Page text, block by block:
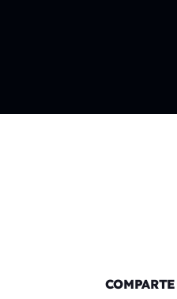
COMPARTE